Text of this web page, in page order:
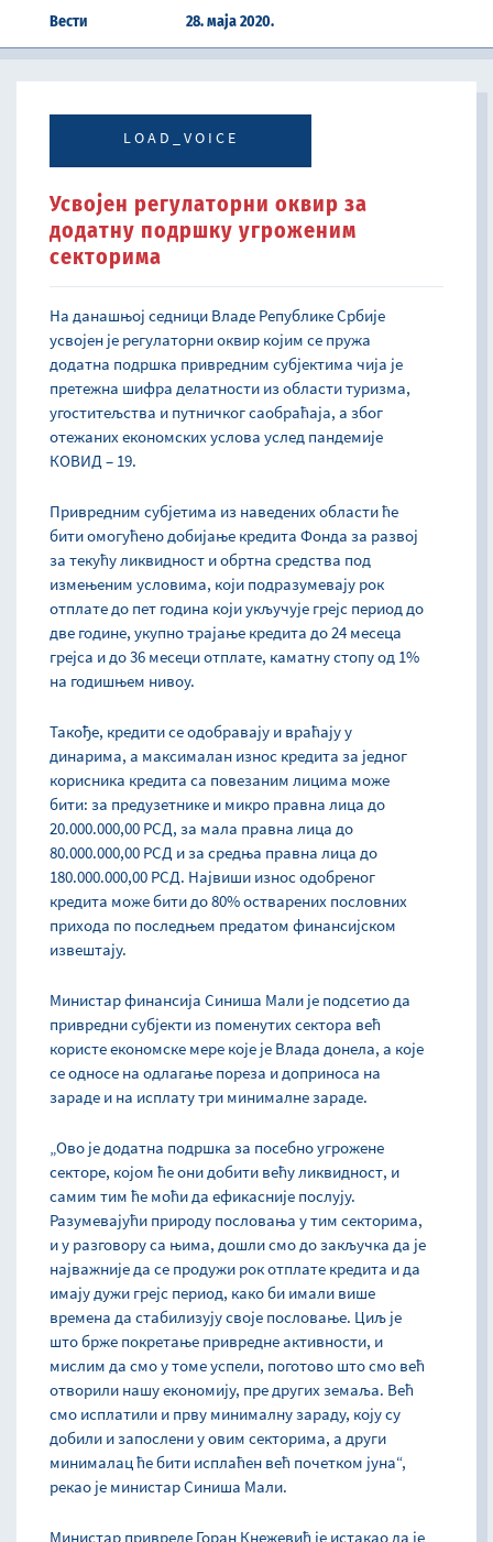
Вести 28. маја 2020.
LOAD_VOICE
Усвојен регулаторни оквир за
додатну подршку угроженим
секторима
На данашњој седници Владе Републике Србије
усвојен је регулаторни оквир којим се пружа
додатна подршка привредним субјектима чија је
претежна шифра делатности из области туризма,
угоститељства и путничког саобраћаја, а због
отежаних економских услова услед пандемије
КОВИД – 19.
Привредним субјетима из наведених области ће
бити омогућено добијање кредита Фонда за развој
за текућу ликвидност и обртна средства под
измењеним условима, који подразумевају рок
отплате до пет година који укључује грејс период до
две године, укупно трајање кредита до 24 месеца
грејса и до 36 месеци отплате, каматну стопу од 1%
на годишњем нивоу.
Такође, кредити се одобравају и враћају у
динарима, а максималан износ кредита за једног
корисника кредита са повезаним лицима може
бити: за предузетнике и микро правна лица до
20.000.000,00 РСД, за мала правна лица до
80.000.000,00 РСД и за средња правна лица до
180.000.000,00 РСД. Највиши износ одобреног
кредита може бити до 80% остварених пословних
прихода по последњем предатом финансијском
извештају.
Министар финансија Синиша Мали је подсетио да
привредни субјекти из поменутих сектора већ
користе економске мере које је Влада донела, а које
се односе на одлагање пореза и доприноса на
зараде и на исплату три минималне зараде.
„Ово је додатна подршка за посебно угрожене
секторе, којом ће они добити већу ликвидност, и
самим тим ће моћи да ефикасније послују.
Разумевајући природу пословања у тим секторима,
и у разговору са њима, дошли смо до закључка да је
најважније да се продужи рок отплате кредита и да
имају дужи грејс период, како би имали више
времена да стабилизују своје пословање. Циљ је
што брже покретање привредне активности, и
мислим да смо у томе успели, поготово што смо већ
отворили нашу економију, пре других земаља. Већ
смо исплатили и прву минималну зараду, коју су
добили и запослени у овим секторима, а други
минималац ће бити исплаћен већ почетком јуна“,
рекао је министар Синиша Мали.
Министар привреде Горан Кнежевић је истакао да је